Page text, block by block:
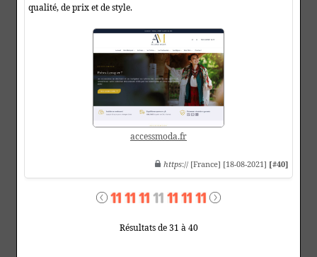
qualité, de prix et de style.
accessmoda.fr
https:// [France] [18-08-2021] [#40]
Résultats de 31 à 40